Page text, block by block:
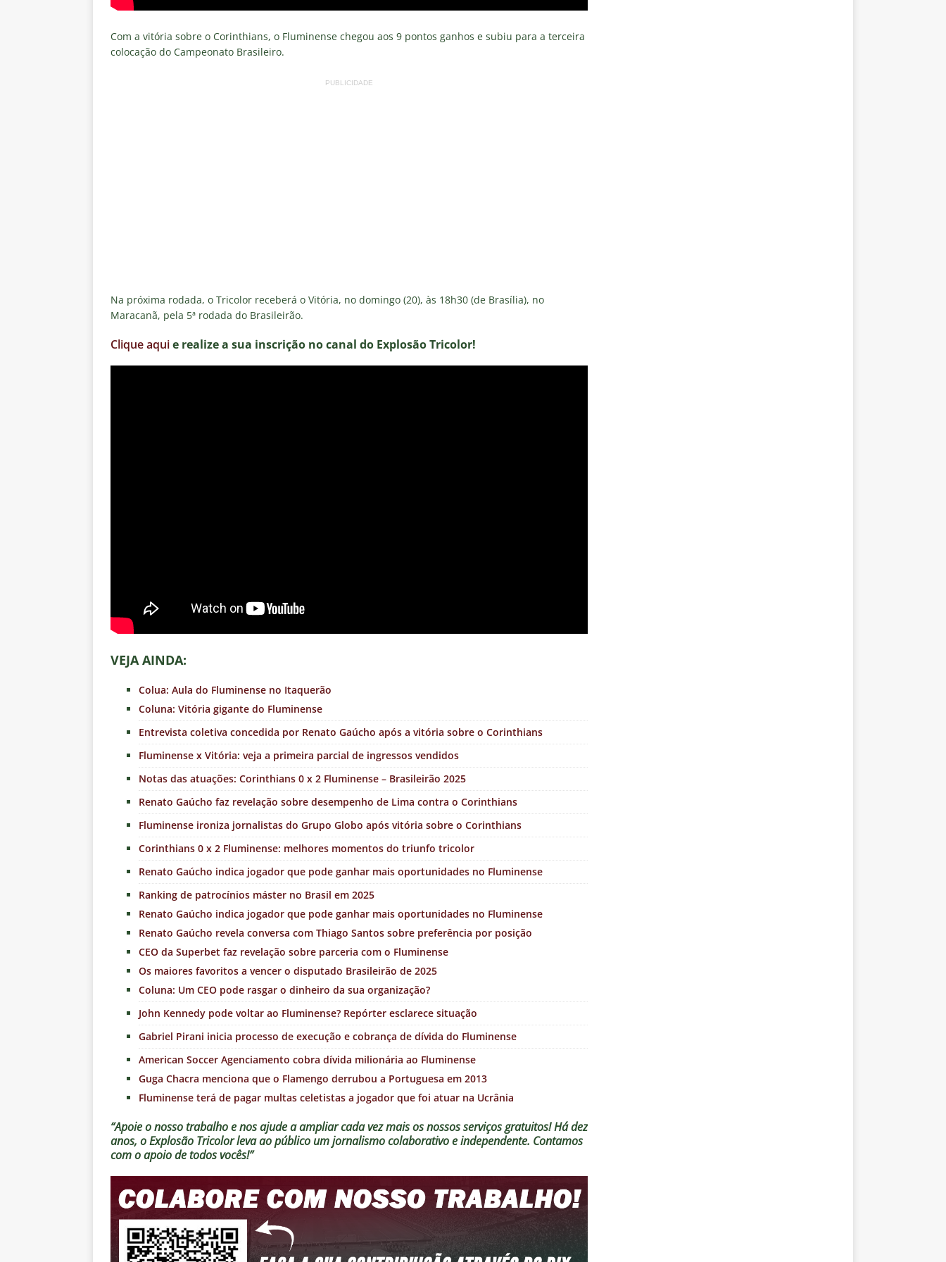
Com a vitória sobre o Corinthians, o Fluminense chegou aos 9 pontos ganhos e subiu para a terceira
colocação do Campeonato Brasileiro.
PUBLICIDADE
Na próxima rodada, o Tricolor receberá o Vitória, no domingo (20), às 18h30 (de Brasília), no
Maracanã, pela 5ª rodada do Brasileirão.
Clique aquie realize a sua inscrição no canal do Explosão Tricolor!
VEJA AINDA:
Colua: Aula do Fluminense no Itaquerão
Coluna: Vitória gigante do Fluminense
Entrevista coletiva concedida por Renato Gaúcho após a vitória sobre o Corinthians
Fluminense x Vitória: veja a primeira parcial de ingressos vendidos
Notas das atuações: Corinthians 0 x 2 Fluminense – Brasileirão 2025
Renato Gaúcho faz revelação sobre desempenho de Lima contra o Corinthians
Fluminense ironiza jornalistas do Grupo Globo após vitória sobre o Corinthians
Corinthians 0 x 2 Fluminense: melhores momentos do triunfo tricolor
Renato Gaúcho indica jogador que pode ganhar mais oportunidades no Fluminense
Ranking de patrocínios máster no Brasil em 2025
Renato Gaúcho indica jogador que pode ganhar mais oportunidades no Fluminense
Renato Gaúcho revela conversa com Thiago Santos sobre preferência por posição
CEO da Superbet faz revelação sobre parceria com o Fluminense
Os maiores favoritos a vencer o disputado Brasileirão de 2025
Coluna: Um CEO pode rasgar o dinheiro da sua organização?
John Kennedy pode voltar ao Fluminense? Repórter esclarece situação
Gabriel Pirani inicia processo de execução e cobrança de dívida do Fluminense
American Soccer Agenciamento cobra dívida milionária ao Fluminense
Guga Chacra menciona que o Flamengo derrubou a Portuguesa em 2013
Fluminense terá de pagar multas celetistas a jogador que foi atuar na Ucrânia
“Apoie o nosso trabalho e nos ajude a ampliar cada vez mais os nossos serviços gratuitos!Há dez
anos, o Explosão Tricolor leva ao público um jornalismo colaborativo e independente. Contamos
com o apoio de todos vocês!”